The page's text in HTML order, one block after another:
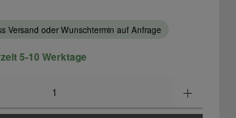
Versand oder Wunschtermin auf Anfrage
5-10 Werktage